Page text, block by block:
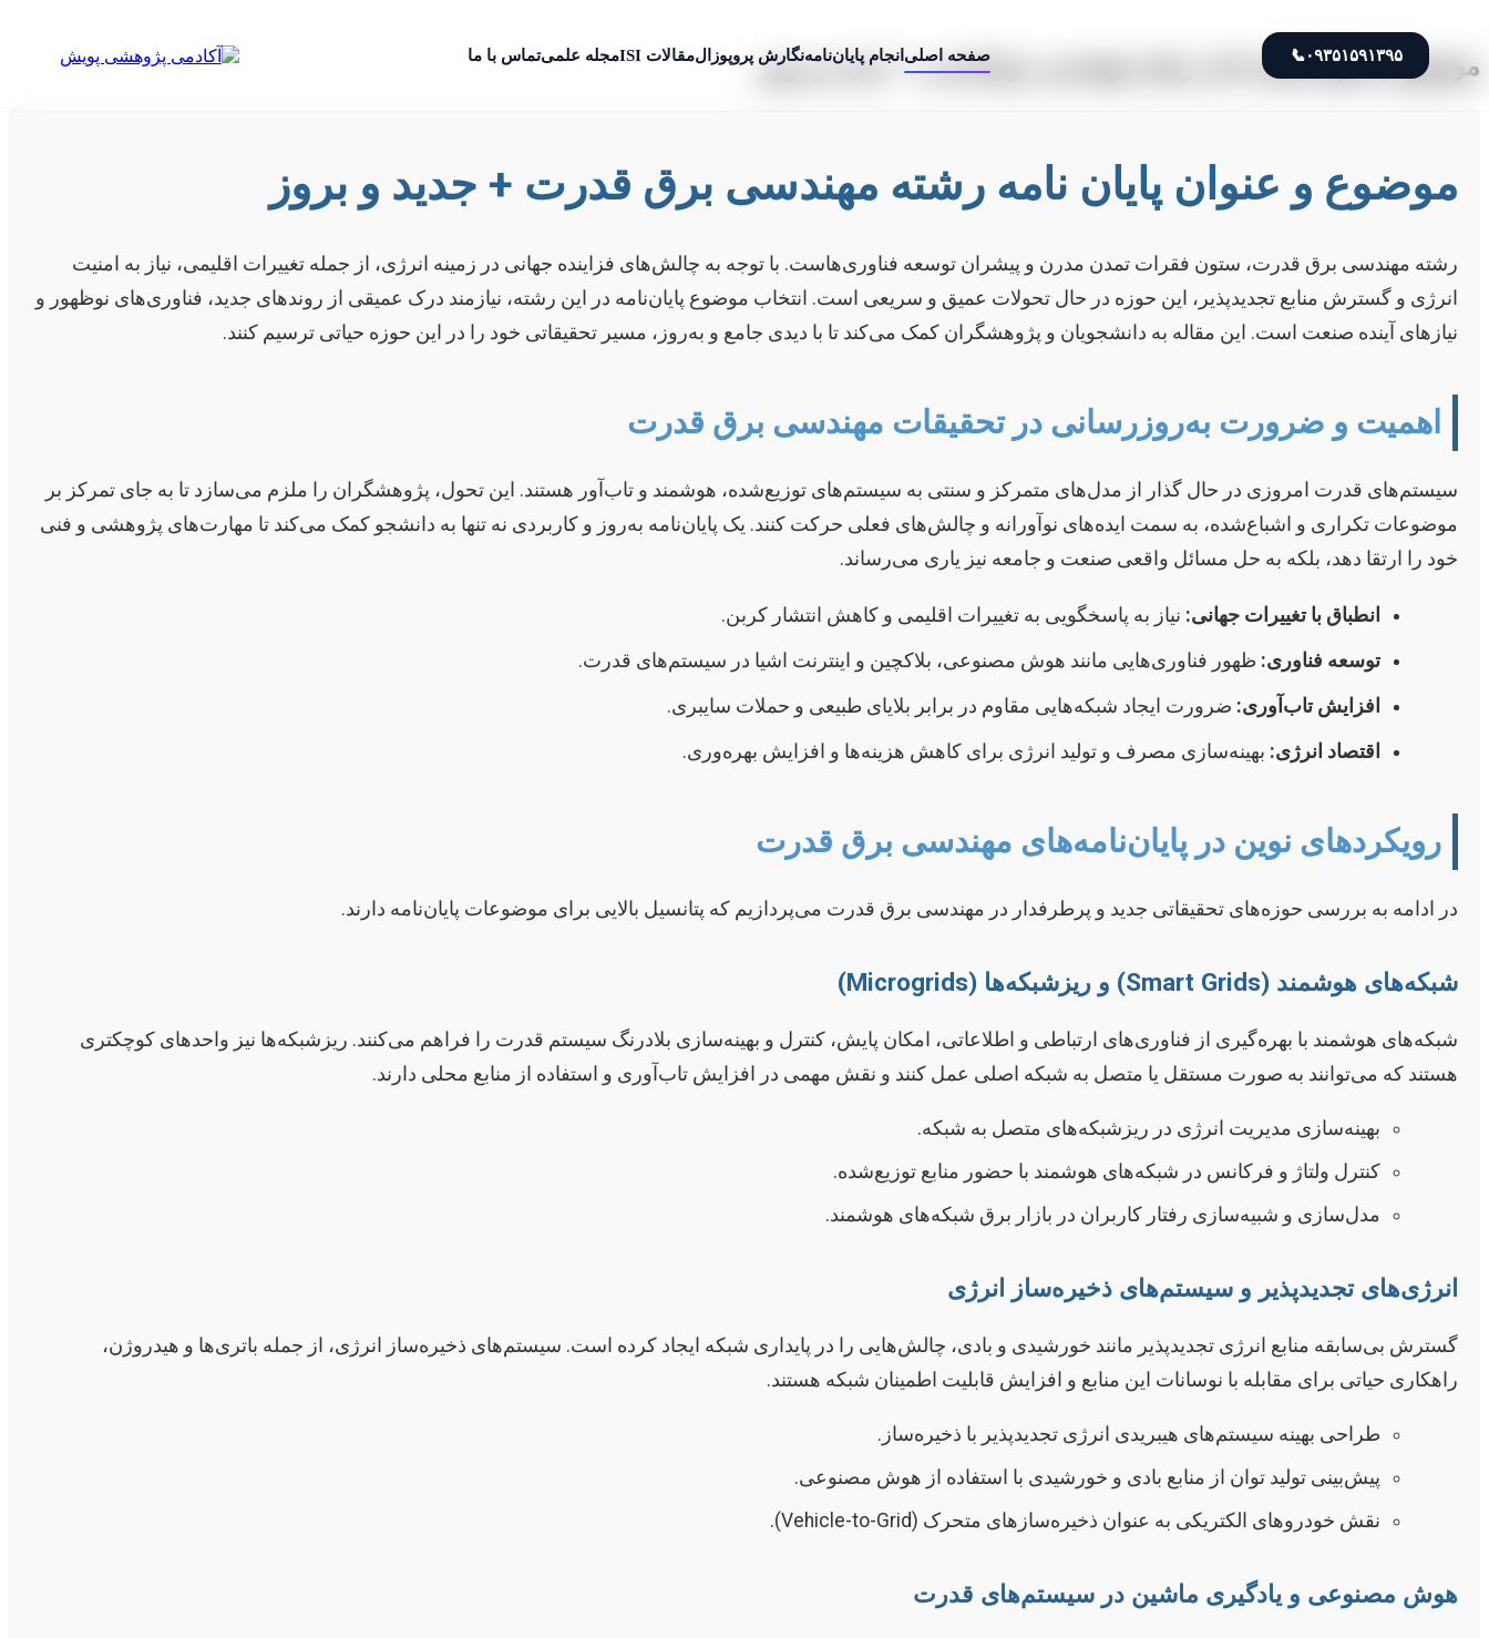
۰۹۳۵۱۵۹۱۳۹۵📞 صفحه اصلی انجام پایان‌نامهنگارش پروپوزالمقالات ISI مجله علمیتماس با ما موضوع و عنوان پایان نامه رشته مهندسی برق قدرت + جدید و بروز
موضوع و عنوان پایان نامه رشته مهندسی برق قدرت + جدید و بروز
رشته مهندسی برق قدرت، ستون فقرات تمدن مدرن و پیشران توسعه فناوری‌هاست. با توجه به چالش‌های فزاینده جهانی در زمینه انرژی، از جمله تغییرات اقلیمی، نیاز به امنیت
انرژی و گسترش منابع تجدیدپذیر، این حوزه در حال تحولات عمیق و سریعی است. انتخاب موضوع پایان‌نامه در این رشته، نیازمند درک عمیقی از روندهای جدید، فناوری‌های نوظهور و
نیازهای آینده صنعت است. این مقاله به دانشجویان و پژوهشگران کمک می‌کند تا با دیدی جامع و به‌روز، مسیر تحقیقاتی خود را در این حوزه حیاتی ترسیم کنند.
اهمیت و ضرورت به‌روزرسانی در تحقیقات مهندسی برق قدرت
سیستم‌های قدرت امروزی در حال گذار از مدل‌های متمرکز و سنتی به سیستم‌های توزیع‌شده، هوشمند و تاب‌آور هستند. این تحول، پژوهشگران را ملزم می‌سازد تا به جای تمرکز بر
موضوعات تکراری و اشباع‌شده، به سمت ایده‌های نوآورانه و چالش‌های فعلی حرکت کنند. یک پایان‌نامه به‌روز و کاربردی نه تنها به دانشجو کمک می‌کند تا مهارت‌های پژوهشی و فنی
خود را ارتقا دهد، بلکه به حل مسائل واقعی صنعت و جامعه نیز یاری می‌رساند.
انطباق با تغییرات جهانی: نیاز به پاسخگویی به تغییرات اقلیمی و کاهش انتشار کربن.
توسعه فناوری: ظهور فناوری‌هایی مانند هوش مصنوعی، بلاکچین و اینترنت اشیا در سیستم‌های قدرت.
افزایش تاب‌آوری: ضرورت ایجاد شبکه‌هایی مقاوم در برابر بلایای طبیعی و حملات سایبری.
اقتصاد انرژی: بهینه‌سازی مصرف و تولید انرژی برای کاهش هزینه‌ها و افزایش بهره‌وری.
رویکردهای نوین در پایان‌نامه‌های مهندسی برق قدرت
در ادامه به بررسی حوزه‌های تحقیقاتی جدید و پرطرفدار در مهندسی برق قدرت می‌پردازیم که پتانسیل بالایی برای موضوعات پایان‌نامه دارند.
شبکه‌های هوشمند (Smart Grids) و ریزشبکه‌ها (Microgrids)
شبکه‌های هوشمند با بهره‌گیری از فناوری‌های ارتباطی و اطلاعاتی، امکان پایش، کنترل و بهینه‌سازی بلادرنگ سیستم قدرت را فراهم می‌کنند. ریزشبکه‌ها نیز واحدهای کوچکتری
هستند که می‌توانند به صورت مستقل یا متصل به شبکه اصلی عمل کنند و نقش مهمی در افزایش تاب‌آوری و استفاده از منابع محلی دارند.
بهینه‌سازی مدیریت انرژی در ریزشبکه‌های متصل به شبکه.
کنترل ولتاژ و فرکانس در شبکه‌های هوشمند با حضور منابع توزیع‌شده.
مدل‌سازی و شبیه‌سازی رفتار کاربران در بازار برق شبکه‌های هوشمند.
انرژی‌های تجدیدپذیر و سیستم‌های ذخیره‌ساز انرژی
گسترش بی‌سابقه منابع انرژی تجدیدپذیر مانند خورشیدی و بادی، چالش‌هایی را در پایداری شبکه ایجاد کرده است. سیستم‌های ذخیره‌ساز انرژی، از جمله باتری‌ها و هیدروژن،
راهکاری حیاتی برای مقابله با نوسانات این منابع و افزایش قابلیت اطمینان شبکه هستند.
طراحی بهینه سیستم‌های هیبریدی انرژی تجدیدپذیر با ذخیره‌ساز.
پیش‌بینی تولید توان از منابع بادی و خورشیدی با استفاده از هوش مصنوعی.
نقش خودروهای الکتریکی به عنوان ذخیره‌سازهای متحرک (Vehicle-to-Grid).
هوش مصنوعی و یادگیری ماشین در سیستم‌های قدرت